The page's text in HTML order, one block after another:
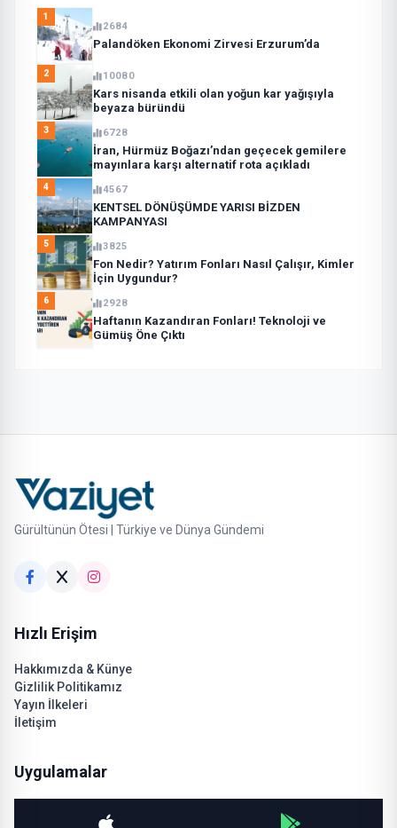
1
2684
Palandöken Ekonomi Zirvesi Erzurum’da
2 10080
Kars nisanda etkili olan yoğun kar yağışıyla
beyaza büründü
3 6728
İran, Hürmüz Boğazı’ndan geçecek gemilere
mayınlara karşı alternatif rota açıkladı
4 4567
KENTSEL DÖNÜŞÜMDE YARISI BİZDEN
KAMPANYASI
5 3825
Fon Nedir? Yatırım Fonları Nasıl Çalışır, Kimler
İçin Uygundur?
6 2928
Haftanın Kazandıran Fonları! Teknoloji ve
Gümüş Öne Çıktı
Gürültünün Ötesi | Türkiye ve Dünya Gündemi
Hızlı Erişim
Hakkımızda & Künye
Gizlilik Politikamız
Yayın İlkeleri
İletişim
Uygulamalar